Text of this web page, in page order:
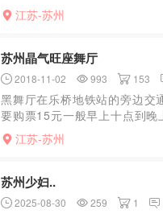
江苏-苏州
苏州晶气旺座舞厅
2018-11-02 993 153
黑舞厅在乐桥地铁站的旁边交
要购票15元一般早上十点到晚
较多，里面妹子也很多，各种
40岁之间，有很多年龄很年轻
江苏-苏州
苏州少妇..
2025-08-30 259 1